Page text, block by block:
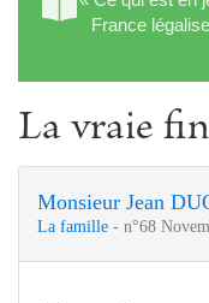
France
La vraie fin
Monsieur Jean
La famille - n°68